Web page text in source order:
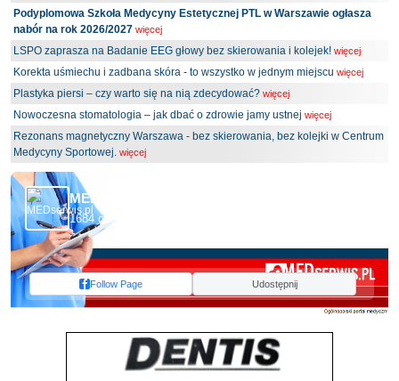
Podyplomowa Szkoła Medycyny Estetycznej PTL w Warszawie ogłasza
nabór na rok 2026/2027 więcej
LSPO zaprasza na Badanie EEG głowy bez skierowania i kolejek! więcej
Korekta uśmiechu i zadbana skóra - to wszystko w jednym miejscu więcej
Plastyka piersi – czy warto się na nią zdecydować? więcej
Nowoczesna stomatologia – jak dbać o zdrowie jamy ustnej więcej
Rezonans magnetyczny Warszawa - bez skierowania, bez kolejki w Centrum
Medycyny Sportowej. więcej
MEDserwis.pl - Ogólnopolski Portal Medyczny
1684 obserwujących
Follow Page Udostępnij